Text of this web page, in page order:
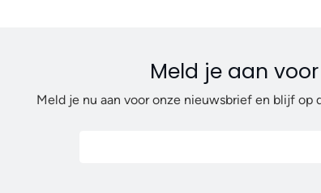
Meld je aan
Meld je nu aan voor onze nieuwsbrief en blijf op